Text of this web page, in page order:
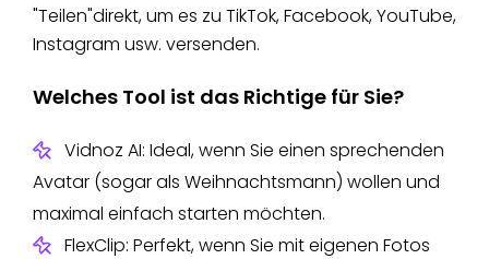
"Teilen"direkt, um es zu TikTok, Facebook, YouTube,
Instagram usw. versenden.
Welches Tool ist das Richtige für Sie?
Vidnoz AI: Ideal, wenn Sie einen sprechenden
Avatar (sogar als Weihnachtsmann) wollen und
maximal einfach starten möchten.
FlexClip: Perfekt, wenn Sie mit eigenen Fotos